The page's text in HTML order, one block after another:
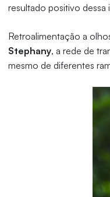
resultado positivo dessa
Retroalimentação a
Stephany, a rede de
mesmo de diferentes